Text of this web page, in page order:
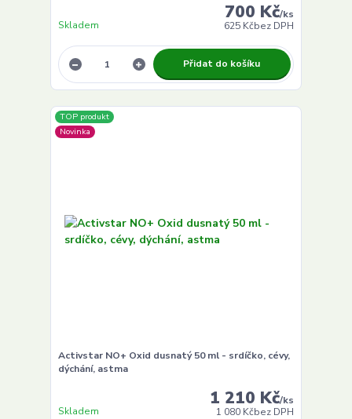
700 Kč/ks
625 Kčbez DPH
Skladem
Přidat do košíku
TOP produkt
Novinka
Activstar NO+ Oxid dusnatý 50 ml - srdíčko, cévy,
dýchání, astma
1 210 Kč/ks
1 080 Kčbez DPH
Skladem